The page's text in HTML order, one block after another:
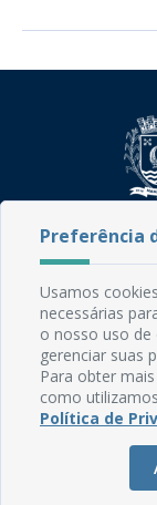
Rua do
CEP:
Email:
Expediente:
Preferência
Usamos
necessárias
o nosso uso
gerenciar suas
Para obter
como
Política de